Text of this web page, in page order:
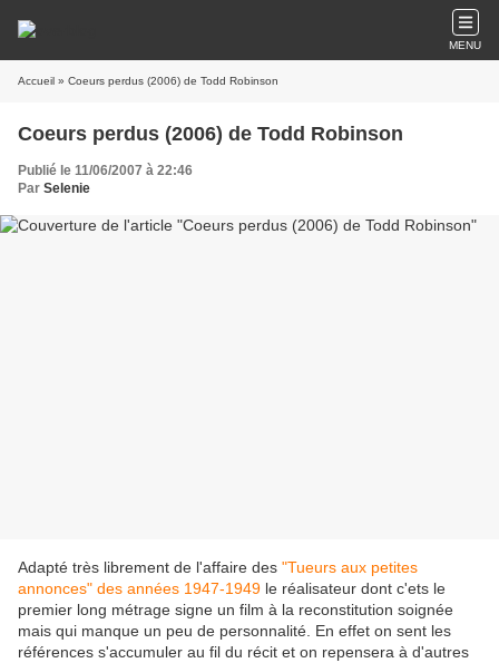
MENU
Accueil » Coeurs perdus (2006) de Todd Robinson
Coeurs perdus (2006) de Todd Robinson
Publié le 11/06/2007 à 22:46
Par Selenie
Adapté très librement de l'affaire des "Tueurs aux petites
annonces" des années 1947-1949 le réalisateur dont c'ets le
premier long métrage signe un film à la reconstitution soignée
mais qui manque un peu de personnalité. En effet on sent les
références s'accumuler au fil du récit et on repensera à d'autres